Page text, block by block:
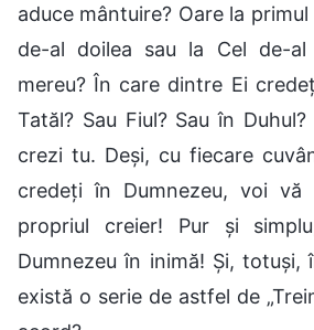
aduce mântuire? Oare la primul
de-al doilea sau la Cel de-
mereu? În care dintre Ei
Tatăl? Sau Fiul? Sau în
crezi tu. Deși, cu fiecare
credeți în Dumnezeu, voi
propriul creier! Pur și
Dumnezeu în inimă! Și, totuși,
există o serie de astfel de